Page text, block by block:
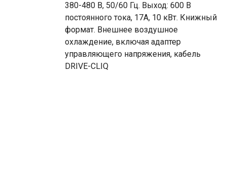
380-480 В, 50/60 Гц. Выход: 600 В
постоянного тока, 17A, 10 кВт. Книжный
формат. Внешнее воздушное
охлаждение, включая адаптер
управляющего напряжения, кабель
DRIVE-CLIQ